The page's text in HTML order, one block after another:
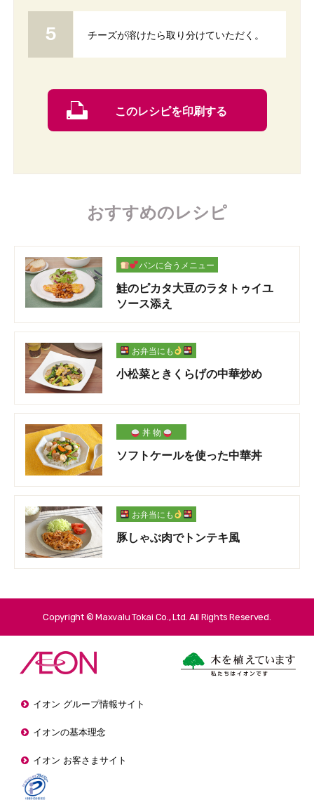
チーズが溶けたら取り分けていただく。
このレシピを印刷する
おすすめのレシピ
パンに合うメニュー
鮭のピカタ大豆のラタトゥイユ
ソース添え
お弁当にも
小松菜ときくらげの中華炒め
丼 物
ソフトケールを使った中華丼
お弁当にも
豚しゃぶ肉でトンテキ風
Copyright © Maxvalu Tokai Co., Ltd. All Rights Reserved.
イオン グループ情報サイト
イオンの基本理念
イオン お客さまサイト